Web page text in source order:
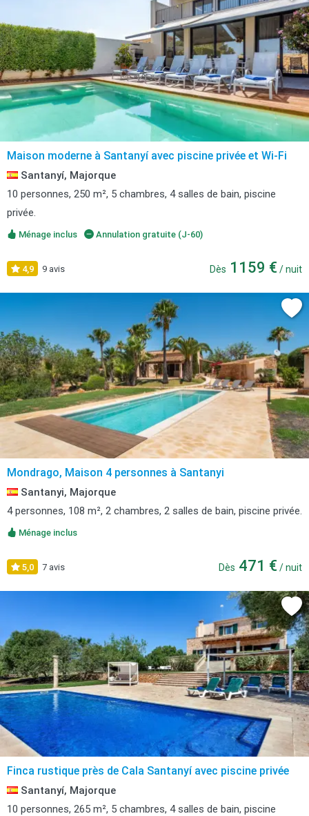
Maison moderne à Santanyí avec piscine privée et Wi-Fi
Santanyí, Majorque
10 personnes, 250 m², 5 chambres, 4 salles de bain, piscine
privée.
Ménage inclus Annulation gratuite (J-60)
4,9 9 avis Dès 1159 € / nuit
Mondrago, Maison 4 personnes à Santanyi
Santanyi, Majorque
4 personnes, 108 m², 2 chambres, 2 salles de bain, piscine privée.
Ménage inclus
5,0 7 avis Dès 471 € / nuit
Finca rustique près de Cala Santanyí avec piscine privée
Santanyí, Majorque
10 personnes, 265 m², 5 chambres, 4 salles de bain, piscine